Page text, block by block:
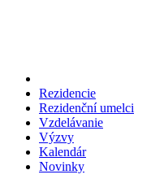
Rezidencie
Rezidenční umelci
Vzdelávanie
Výzvy
Kalendár
Novinky